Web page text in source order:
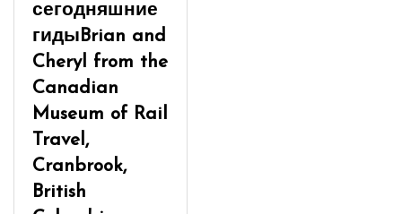
сегодняшние
гиды Brian and
Cheryl from the
Canadian
Museum of Rail
Travel,
Cranbrook,
British